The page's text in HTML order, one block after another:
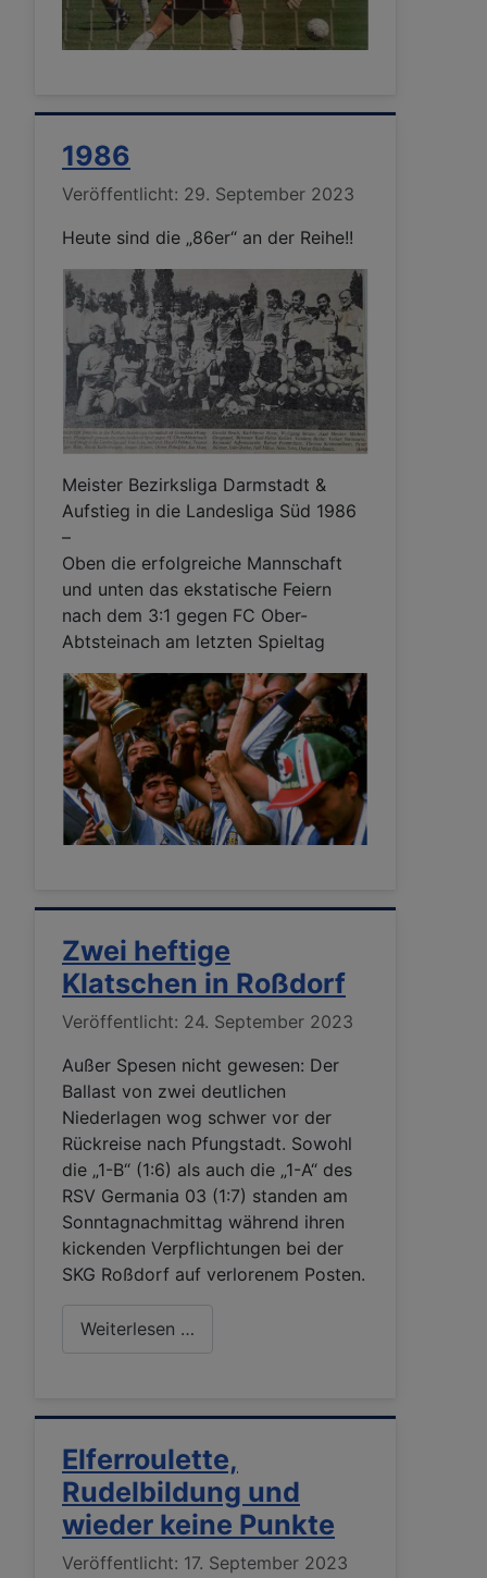
1986
Details
Veröffentlicht: 29. September 2023
Heute sind die „86er“ an der Reihe!!
Meister Bezirksliga Darmstadt &
Aufstieg in die Landesliga Süd 1986
–
Oben die erfolgreiche Mannschaft
und unten das ekstatische Feiern
nach dem 3:1 gegen FC Ober-
Abtsteinach am letzten Spieltag
Zwei heftige
Klatschen in Roßdorf
Details
Veröffentlicht: 24. September 2023
Außer Spesen nicht gewesen: Der
Ballast von zwei deutlichen
Niederlagen wog schwer vor der
Rückreise nach Pfungstadt. Sowohl
die „1-B“ (1:6) als auch die „1-A“ des
RSV Germania 03 (1:7) standen am
Sonntagnachmittag während ihren
kickenden Verpflichtungen bei der
SKG Roßdorf auf verlorenem Posten.
Weiterlesen …
Elferroulette,
Rudelbildung und
wieder keine Punkte
Details
Veröffentlicht: 17. September 2023